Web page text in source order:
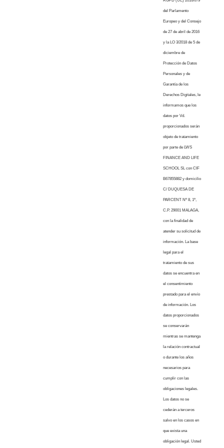
del Parlamento
Europeo y del Consejo
de 27 de abril de 2016
y la LO 3/2018 de 5 de
diciembre de
Protección de Datos
Personales y de
Garantía de los
Derechos Digitales, le
informamos que los
datos por Vd.
proporcionados serán
objeto de tratamiento
por parte de LWS
FINANCE AND LIFE
SCHOOL SL con CIF
B67855882 y domicilio
C/ DUQUESA DE
PARCENT Nº 8, 1º,
C.P. 29001 MALAGA,
con la finalidad de
atender su solicitud de
información. La base
legal para el
tratamiento de sus
datos se encuentra en
el consentimiento
prestado para el envío
de información. Los
datos proporcionados
se conservarán
mientras se mantenga
la relación contractual
o durante los años
necesarios para
cumplir con las
obligaciones legales.
Los datos no se
cederán a terceros
salvo en los casos en
que exista una
obligación legal. Usted